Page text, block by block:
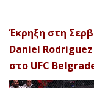
Έκρηξη στη
Daniel
στο UFC